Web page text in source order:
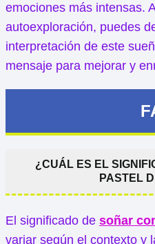
emociones más intensas.
autoexploración, puedes
interpretación de este
mensaje para mejorar y
¿CUÁL ES EL
PASTEL
El significado de soñar
variar según el contexto y